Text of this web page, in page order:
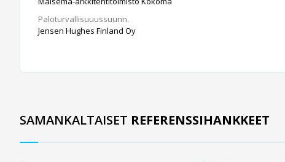
Paloturvallisuuussuunn.
Jensen Hughes Finland Oy
SAMANKALTAISET REFERENSSIHANKKEET